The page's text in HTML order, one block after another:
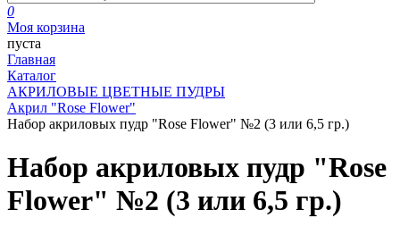
0
Моя корзина
пуста
Главная
Каталог
АКРИЛОВЫЕ ЦВЕТНЫЕ ПУДРЫ
Акрил "Rose Flower"
Набор акриловых пудр "Rose Flower" №2 (3 или 6,5 гр.)
Набор акриловых пудр "Rose
Flower" №2 (3 или 6,5 гр.)